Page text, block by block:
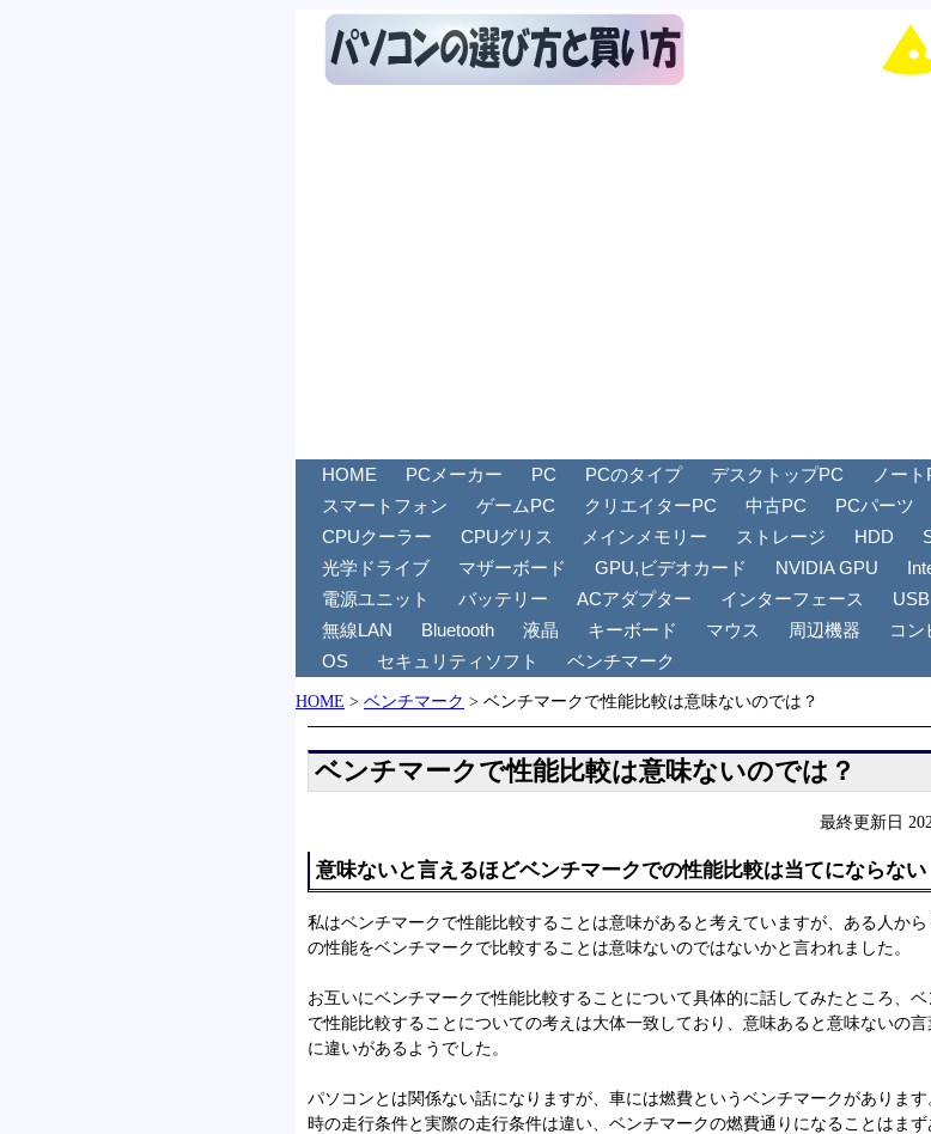
HOME PCメーカー PC PCのタイプ デスクトップPC ノート
スマートフォン
ゲームPC クリエイターPC 中古PC PCパーツ
CPUクーラー
CPUグリス メインメモリー ストレージ HDD
光学ドライブ
マザーボード GPU,ビデオカード NVIDIA GPU
電源ユニット
バッテリー ACアダプター インターフェース USB
無線LAN
Bluetooth 液晶 キーボード マウス 周辺機器 コン
OS
セキュリティソフト ベンチマーク
HOME > ベンチマーク > ベンチマークで性能比較は意味ないのでは？
ベンチマークで性能比較は意味ないのでは？
最終更新日
意味ないと言えるほどベンチマークでの性能比較は当てにならない
私はベンチマークで性能比較することは意味があると考えていますが、ある人から
の性能をベンチマークで比較することは意味ないのではないかと言われました。
お互いにベンチマークで性能比較することについて具体的に話してみたところ、ベ
で性能比較することについての考えは大体一致しており、意味あると意味ないの
に違いがあるようでした。
パソコンとは関係ない話になりますが、車には燃費というベンチマークがありま
時の走行条件と実際の走行条件は違い、ベンチマークの燃費通りになることはま